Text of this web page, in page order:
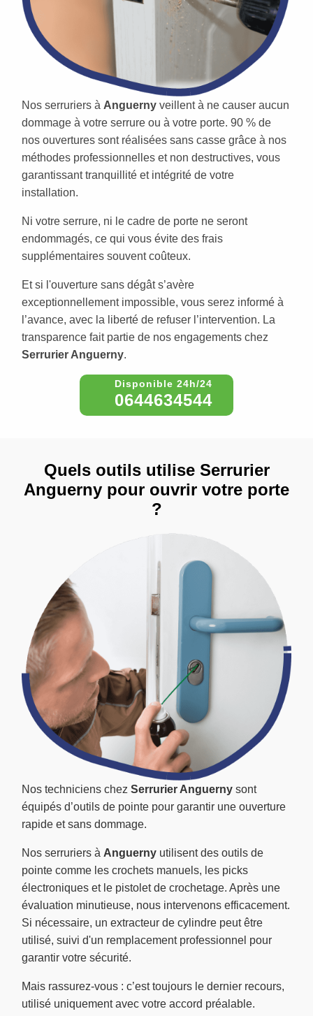
Nos serruriers à Anguerny veillent à ne causer aucun
dommage à votre serrure ou à votre porte. 90 % de
nos ouvertures sont réalisées sans casse grâce à nos
méthodes professionnelles et non destructives, vous
garantissant tranquillité et intégrité de votre
installation.
Ni votre serrure, ni le cadre de porte ne seront
endommagés, ce qui vous évite des frais
supplémentaires souvent coûteux.
Et si l'ouverture sans dégât s’avère
exceptionnellement impossible, vous serez informé à
l’avance, avec la liberté de refuser l’intervention. La
transparence fait partie de nos engagements chez
Serrurier Anguerny.
0644634544
Nos techniciens chez Serrurier Anguerny sont
équipés d’outils de pointe pour garantir une ouverture
rapide et sans dommage.
Nos serruriers à Anguerny utilisent des outils de
pointe comme les crochets manuels, les picks
électroniques et le pistolet de crochetage. Après une
évaluation minutieuse, nous intervenons efficacement.
Si nécessaire, un extracteur de cylindre peut être
utilisé, suivi d'un remplacement professionnel pour
garantir votre sécurité.
Mais rassurez-vous : c’est toujours le dernier recours,
utilisé uniquement avec votre accord préalable.
Quels outils utilise Serrurier
Anguerny pour ouvrir votre porte
?